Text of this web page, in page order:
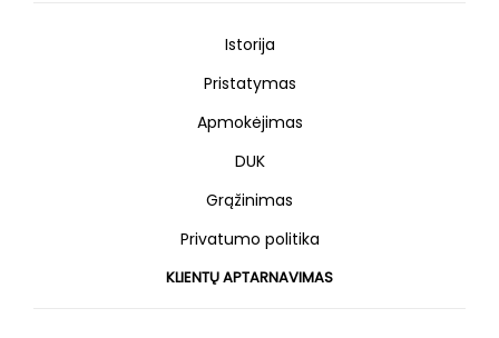
Istorija
Pristatymas
Apmokėjimas
DUK
Grąžinimas
Privatumo politika
KLIENTŲ APTARNAVIMAS